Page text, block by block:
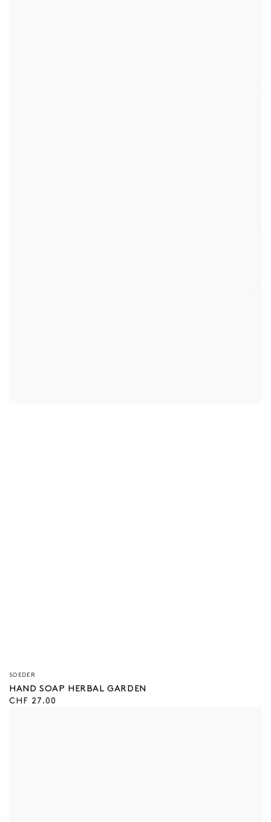
Verkäufer/in:
SOEDER
HAND SOAP HERBAL GARDEN
Regulärer
CHF 27.00